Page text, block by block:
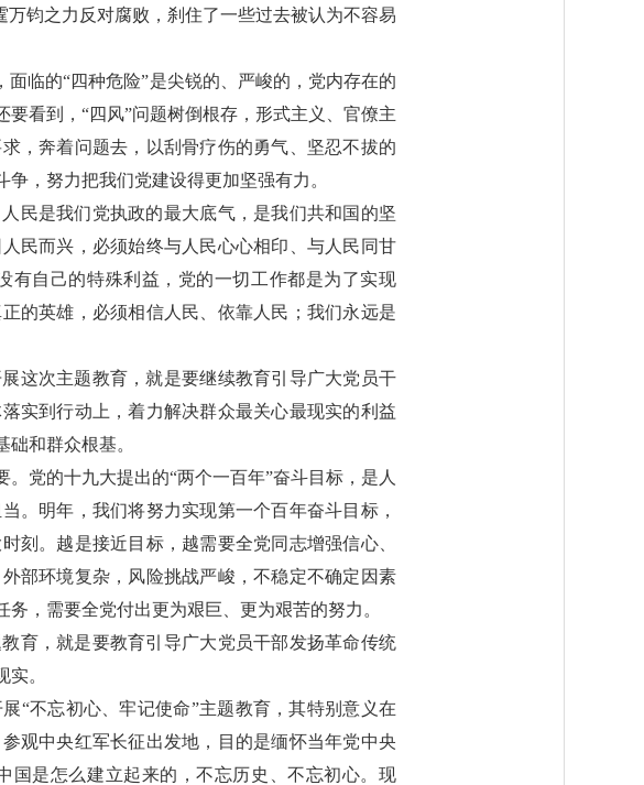
钧之力反对腐败，刹住了一些过去被认为不容易
临的“四种危险”是尖锐的、严峻的，党内存在的
看到，“四风”问题树倒根存，形式主义、官僚主
，奔着问题去，以刮骨疗伤的勇气、坚忍不拔的
，努力把我们党建设得更加坚强有力。
民是我们党执政的最大底气，是我们共和国的坚
民而兴，必须始终与人民心心相印、与人民同甘
有自己的特殊利益，党的一切工作都是为了实现
的英雄，必须相信人民、依靠人民；我们永远是
这次主题教育，就是要继续教育引导广大党员干
实到行动上，着力解决群众最关心最现实的利益
和群众根基。
党的十九大提出的“两个一百年”奋斗目标，是人
。明年，我们将努力实现第一个百年奋斗目标，
刻。越是接近目标，越需要全党同志增强信心、
部环境复杂，风险挑战严峻，不稳定不确定因素
，需要全党付出更为艰巨、更为艰苦的努力。
育，就是要教育引导广大党员干部发扬革命传统
。
“不忘初心、牢记使命”主题教育，其特别意义在
观中央红军长征出发地，目的是缅怀当年党中央
国是怎么建立起来的，不忘历史、不忘初心。现